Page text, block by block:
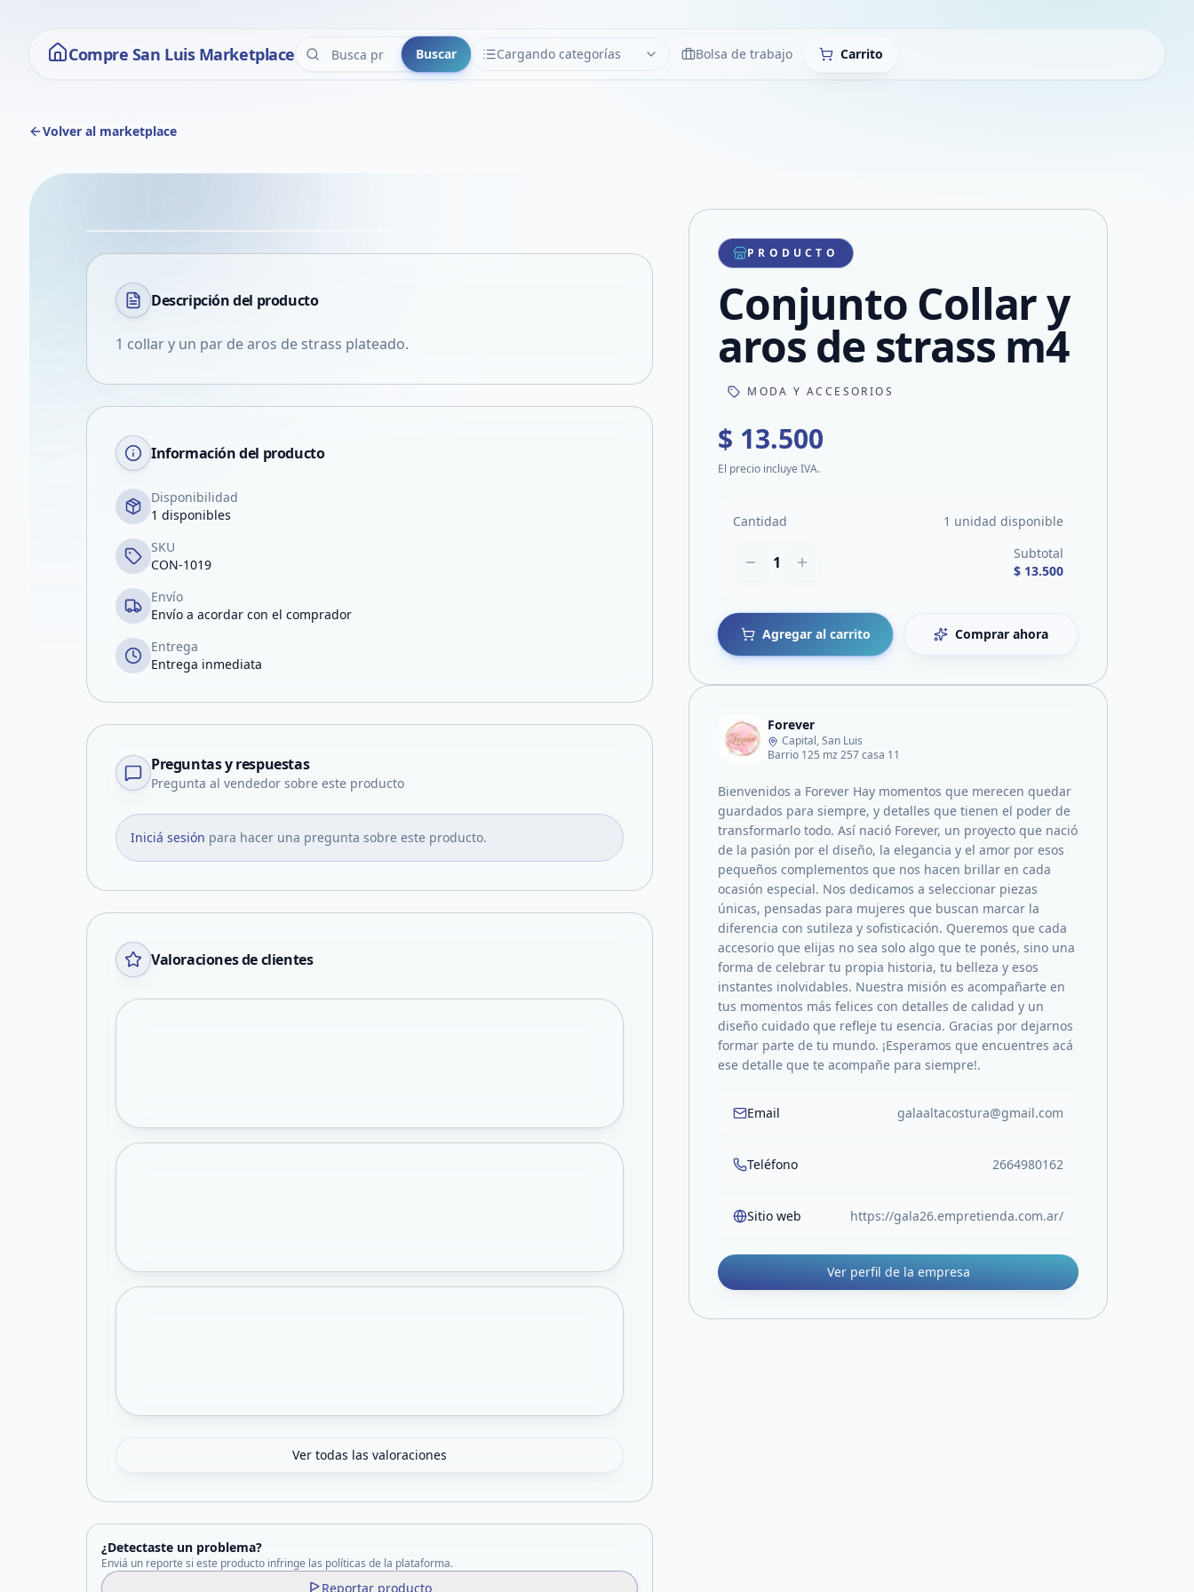
Compre San Luis Marketplace Buscar Cargando categorías
CATEGORÍAS LimpiarBolsa de trabajo Carrito
Volver al marketplace
VER EN PANTALLA COMPLETA
Compartir producto
Compartir por WhatsApp
Compartir por mail
Compartir en Facebook
Descripción del producto
1 collar y un par de aros de strass plateado.
Información del producto
Disponibilidad
1 disponibles
SKU
CON-1019
Envío
Envío a acordar con el comprador
Entrega
Entrega inmediata
Preguntas y respuestas
Pregunta al vendedor sobre este producto
Iniciá sesión para hacer una pregunta sobre este producto.
Valoraciones de clientes
Ver todas las valoraciones
¿Detectaste un problema?
Enviá un reporte si este producto infringe las políticas de la plataforma.
Reportar producto
PRODUCTO
Conjunto Collar y
aros de strass m4
MODA Y ACCESORIOS
$ 13.500
El precio incluye IVA.
Cantidad 1 unidad disponible
1
Subtotal
$ 13.500
Agregar al carrito Comprar ahora
Forever
Capital, San Luis
Barrio 125 mz 257 casa 11
Bienvenidos a Forever Hay momentos que merecen quedar
guardados para siempre, y detalles que tienen el poder de
transformarlo todo. Así nació Forever, un proyecto que nació
de la pasión por el diseño, la elegancia y el amor por esos
pequeños complementos que nos hacen brillar en cada
ocasión especial. Nos dedicamos a seleccionar piezas
únicas, pensadas para mujeres que buscan marcar la
diferencia con sutileza y sofisticación. Queremos que cada
accesorio que elijas no sea solo algo que te ponés, sino una
forma de celebrar tu propia historia, tu belleza y esos
instantes inolvidables. Nuestra misión es acompañarte en
tus momentos más felices con detalles de calidad y un
diseño cuidado que refleje tu esencia. Gracias por dejarnos
formar parte de tu mundo. ¡Esperamos que encuentres acá
ese detalle que te acompañe para siempre!.
Email galaaltacostura@gmail.com
Teléfono 2664980162
Sitio web https://gala26.empretienda.com.ar/
Ver perfil de la empresa